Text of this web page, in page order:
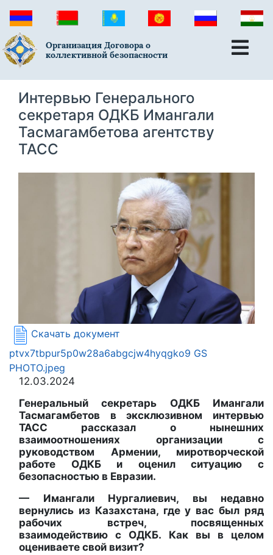
Организация Договора о
коллективной безопасности
Интервью Генерального
секретаря ОДКБ Имангали
Тасмагамбетова агентству
ТАСС
Скачать документ
ptvx7tbpur5p0w28a6abgcjw4hyqgko9 GS
PHOTO.jpeg
12.03.2024
Генеральный секретарь ОДКБ Имангали
Тасмагамбетов в эксклюзивном интервью
ТАСС рассказал о нынешних
взаимоотношениях организации с
руководством Армении, миротворческой
работе ОДКБ и оценил ситуацию с
безопасностью в Евразии.
— Имангали Нургалиевич, вы недавно
вернулись из Казахстана, где у вас был ряд
рабочих встреч, посвященных
взаимодействию с ОДКБ. Как вы в целом
оцениваете свой визит?